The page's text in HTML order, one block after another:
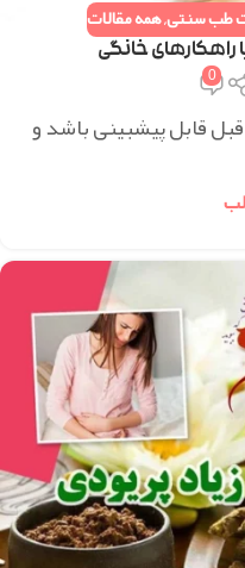
طب سنتی,همه مقالات
راهکارهای خانگی
0
قابل پیشبینی باشد و